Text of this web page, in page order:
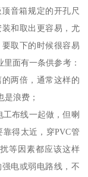
音箱规定的开孔尺
和取出更容易，尤
取下的时候很容易
面有一条供参考：
两倍，通常这样的
浪费；
布线一起做，但喇
得太近，穿PVC管
等因素都应该这样
电或弱电路线，不